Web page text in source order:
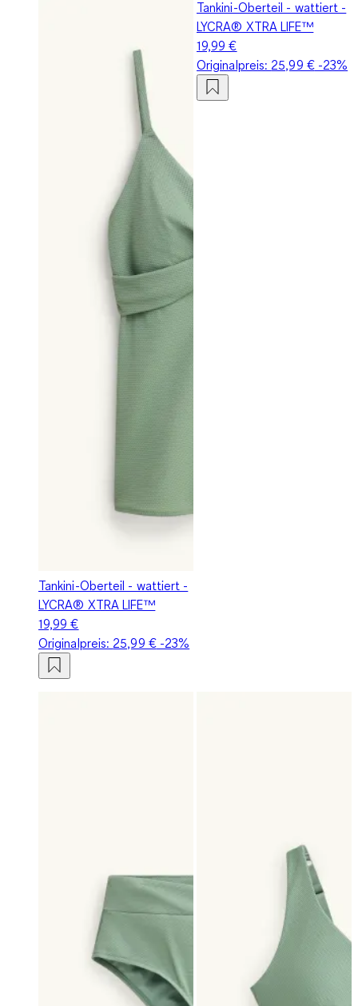
Tankini-Oberteil - wattiert -
LYCRA® XTRA LIFE™
19,99 €
Originalpreis: 25,99 €-23%
Tankini-Oberteil - wattiert -
LYCRA® XTRA LIFE™
19,99 €
Originalpreis: 25,99 €-23%